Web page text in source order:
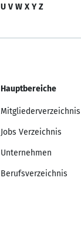
U V W X Y Z
Hauptbereiche
Mitgliederverzeichnis
Jobs Verzeichnis
Unternehmen
Berufsverzeichnis